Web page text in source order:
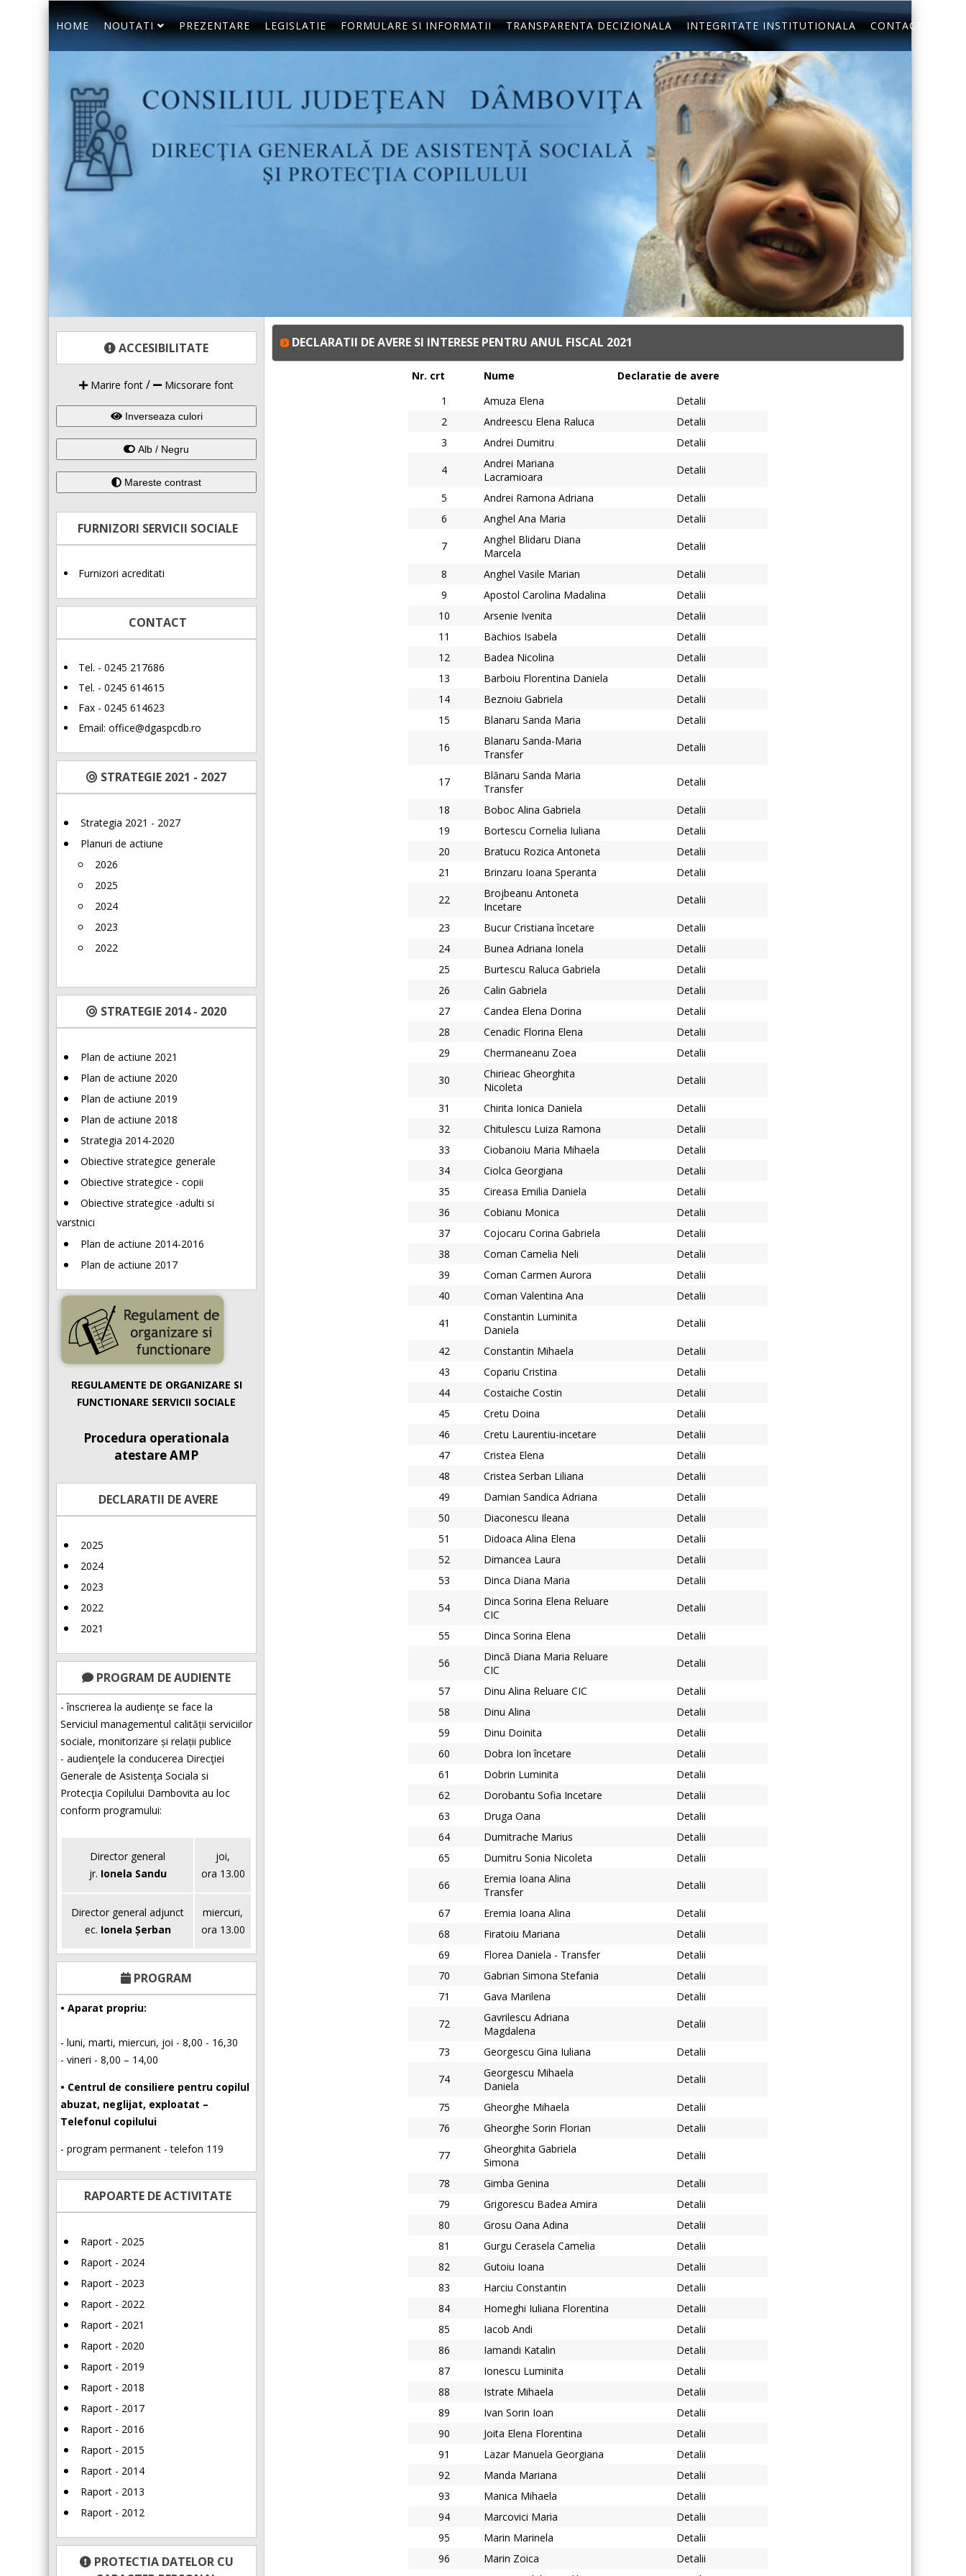
HOME NOUTATI PREZENTARE LEGISLATIE FORMULARE SI INFORMATII TRANSPARENTA DECIZIONALA INTEGRITATE INSTITUTIONALA CONTACT
ACCESIBILITATE
Marire font / Micsorare font
Inverseaza culori
Alb / Negru
Mareste contrast
FURNIZORI SERVICII SOCIALE
Furnizori acreditati
CONTACT
Tel. - 0245 217686
Tel. - 0245 614615
Fax - 0245 614623
Email: office@dgaspcdb.ro
STRATEGIE 2021 - 2027
Strategia 2021 - 2027
Planuri de actiune
2026
2025
2024
2023
2022
STRATEGIE 2014 - 2020
Plan de actiune 2021
Plan de actiune 2020
Plan de actiune 2019
Plan de actiune 2018
Strategia 2014-2020
Obiective strategice generale
Obiective strategice - copii
Obiective strategice -adulti si
varstnici
Plan de actiune 2014-2016
Plan de actiune 2017
REGULAMENTE DE ORGANIZARE SI
FUNCTIONARE SERVICII SOCIALE
Procedura operationala
atestare AMP
DECLARATII DE AVERE
2025
2024
2023
2022
2021
PROGRAM DE AUDIENTE
- înscrierea la audienţe se face la
Serviciul managementul calității serviciilor
sociale, monitorizare și relații publice
- audienţele la conducerea Direcţiei
Generale de Asistenţa Sociala si
Protecţia Copilului Dambovita au loc
conform programului:
Director general
jr. Ionela Sandu
joi,
ora 13.00
Director general adjunct
ec. Ionela Șerban
miercuri,
ora 13.00
PROGRAM
• Aparat propriu:
- luni, marti, miercuri, joi - 8,00 - 16,30
- vineri - 8,00 – 14,00
• Centrul de consiliere pentru copilul
abuzat, neglijat, exploatat –
Telefonul copilului
- program permanent - telefon 119
RAPOARTE DE ACTIVITATE
Raport - 2025
Raport - 2024
Raport - 2023
Raport - 2022
Raport - 2021
Raport - 2020
Raport - 2019
Raport - 2018
Raport - 2017
Raport - 2016
Raport - 2015
Raport - 2014
Raport - 2013
Raport - 2012
PROTECTIA DATELOR CU
DECLARATII DE AVERE SI INTERESE PENTRU ANUL FISCAL 2021
Nr. crt Nume
Declaratie de avere
1
Amuza Elena
Detalii
2
Andreescu Elena Raluca
Detalii
3
Andrei Dumitru
Detalii
4
Andrei Mariana
Lacramioara
Detalii
5 Andrei Ramona Adriana
Detalii
6
Anghel Ana Maria
Detalii
7
Anghel Blidaru Diana
Marcela
Detalii
8 Anghel Vasile Marian
Detalii
9
Apostol Carolina Madalina
Detalii
10
Arsenie Ivenita
Detalii
11
Bachios Isabela
Detalii
12
Badea Nicolina
Detalii
13
Barboiu Florentina Daniela
Detalii
14
Beznoiu Gabriela
Detalii
15
Blanaru Sanda Maria
Detalii
16
Blanaru Sanda-Maria
Transfer
Detalii
17
Blănaru Sanda Maria
Transfer
Detalii
18 Boboc Alina Gabriela
Detalii
19
Bortescu Cornelia Iuliana
Detalii
20
Bratucu Rozica Antoneta
Detalii
21
Brinzaru Ioana Speranta
Detalii
22
Brojbeanu Antoneta
Incetare
Detalii
23 Bucur Cristiana încetare
Detalii
24
Bunea Adriana Ionela
Detalii
25
Burtescu Raluca Gabriela
Detalii
26
Calin Gabriela
Detalii
27
Candea Elena Dorina
Detalii
28
Cenadic Florina Elena
Detalii
29
Chermaneanu Zoea
Detalii
30
Chirieac Gheorghita
Nicoleta
Detalii
31 Chirita Ionica Daniela
Detalii
32
Chitulescu Luiza Ramona
Detalii
33
Ciobanoiu Maria Mihaela
Detalii
34
Ciolca Georgiana
Detalii
35
Cireasa Emilia Daniela
Detalii
36
Cobianu Monica
Detalii
37
Cojocaru Corina Gabriela
Detalii
38
Coman Camelia Neli
Detalii
39
Coman Carmen Aurora
Detalii
40
Coman Valentina Ana
Detalii
41
Constantin Luminita
Daniela
Detalii
42 Constantin Mihaela
Detalii
43
Copariu Cristina
Detalii
44
Costaiche Costin
Detalii
45
Cretu Doina
Detalii
46
Cretu Laurentiu-incetare
Detalii
47
Cristea Elena
Detalii
48
Cristea Serban Liliana
Detalii
49
Damian Sandica Adriana
Detalii
50
Diaconescu Ileana
Detalii
51
Didoaca Alina Elena
Detalii
52
Dimancea Laura
Detalii
53
Dinca Diana Maria
Detalii
54
Dinca Sorina Elena Reluare
CIC
Detalii
55 Dinca Sorina Elena
Detalii
56
Dincă Diana Maria Reluare
CIC
Detalii
57 Dinu Alina Reluare CIC
Detalii
58
Dinu Alina
Detalii
59
Dinu Doinita
Detalii
60
Dobra Ion încetare
Detalii
61
Dobrin Luminita
Detalii
62
Dorobantu Sofia Incetare
Detalii
63
Druga Oana
Detalii
64
Dumitrache Marius
Detalii
65
Dumitru Sonia Nicoleta
Detalii
66
Eremia Ioana Alina
Transfer
Detalii
67 Eremia Ioana Alina
Detalii
68
Firatoiu Mariana
Detalii
69
Florea Daniela - Transfer
Detalii
70
Gabrian Simona Stefania
Detalii
71
Gava Marilena
Detalii
72
Gavrilescu Adriana
Magdalena
Detalii
73 Georgescu Gina Iuliana
Detalii
74
Georgescu Mihaela
Daniela
Detalii
75 Gheorghe Mihaela
Detalii
76
Gheorghe Sorin Florian
Detalii
77
Gheorghita Gabriela
Simona
Detalii
78 Gimba Genina
Detalii
79
Grigorescu Badea Amira
Detalii
80
Grosu Oana Adina
Detalii
81
Gurgu Cerasela Camelia
Detalii
82
Gutoiu Ioana
Detalii
83
Harciu Constantin
Detalii
84
Homeghi Iuliana Florentina
Detalii
85
Iacob Andi
Detalii
86
Iamandi Katalin
Detalii
87
Ionescu Luminita
Detalii
88
Istrate Mihaela
Detalii
89
Ivan Sorin Ioan
Detalii
90
Joita Elena Florentina
Detalii
91
Lazar Manuela Georgiana
Detalii
92
Manda Mariana
Detalii
93
Manica Mihaela
Detalii
94
Marcovici Maria
Detalii
95
Marin Marinela
Detalii
96
Marin Zoica
Detalii